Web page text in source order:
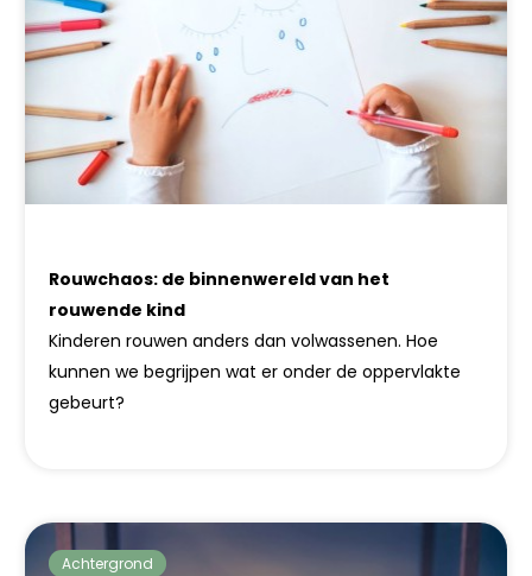
Rouwchaos: de binnenwereld van het
rouwende kind
Kinderen rouwen anders dan volwassenen. Hoe
kunnen we begrijpen wat er onder de oppervlakte
gebeurt?
Achtergrond